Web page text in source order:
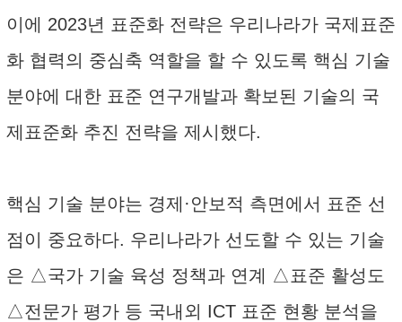
이에 2023년 표준화 전략은 우리나라가 국제표준
화 협력의 중심축 역할을 할 수 있도록 핵심 기술
분야에 대한 표준 연구개발과 확보된 기술의 국
제표준화 추진 전략을 제시했다.
핵심 기술 분야는 경제·안보적 측면에서 표준 선
점이 중요하다. 우리나라가 선도할 수 있는 기술
은 △국가 기술 육성 정책과 연계 △표준 활성도
△전문가 평가 등 국내외 ICT 표준 현황 분석을